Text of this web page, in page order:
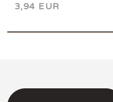
3,94 EUR